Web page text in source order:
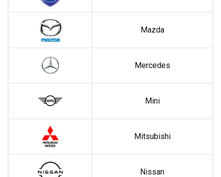
Mazda
Mercedes
Mini
Mitsubishi
Nissan